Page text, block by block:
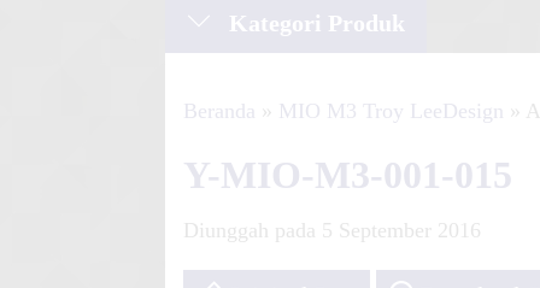
Extreme
Strip
Stiker motor decal Honda
Kategori Produk
Beranda » MIO M3 Troy LeeDesign »
Y-MIO-M3-001-015
Diunggah pada 5 September 2016